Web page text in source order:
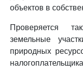
объектов в
Проверяется
земельные
природных